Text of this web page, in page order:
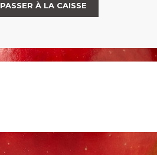
PASSER À LA CAISSE